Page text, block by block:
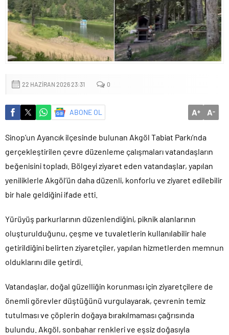
Yapıldı
22 HAZIRAN 2026 23:31 0
ABONE OL A+ A-
Sinop’un Ayancık ilçesinde bulunan Akgöl Tabiat Parkı’nda
gerçekleştirilen çevre düzenleme çalışmaları vatandaşların
beğenisini topladı. Bölgeyi ziyaret eden vatandaşlar, yapılan
yeniliklerle Akgöl’ün daha düzenli, konforlu ve ziyaret edilebilir
bir hale geldiğini ifade etti.
Yürüyüş parkurlarının düzenlendiğini, piknik alanlarının
oluşturulduğunu, çeşme ve tuvaletlerin kullanılabilir hale
getirildiğini belirten ziyaretçiler, yapılan hizmetlerden memnun
olduklarını dile getirdi.
Vatandaşlar, doğal güzelliğin korunması için ziyaretçilere de
önemli görevler düştüğünü vurgulayarak, çevrenin temiz
tutulması ve çöplerin doğaya bırakılmaması çağrısında
bulundu. Akgöl, sonbahar renkleri ve eşsiz doğasıyla